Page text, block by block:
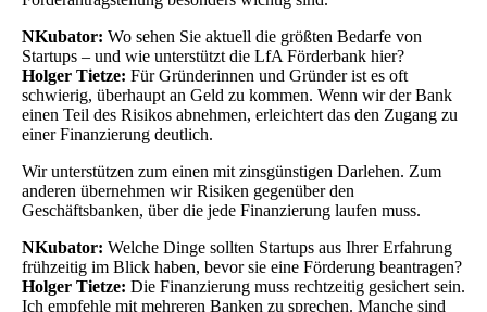
NKubator: Wo sehen Sie aktuell die größten Bedarfe von
Startups – und wie unterstützt die LfA Förderbank hier?
Holger Tietze: Für Gründerinnen und Gründer ist es oft
schwierig, überhaupt an Geld zu kommen. Wenn wir der Bank
einen Teil des Risikos abnehmen, erleichtert das den Zugang zu
einer Finanzierung deutlich.
Wir unterstützen zum einen mit zinsgünstigen Darlehen. Zum
anderen übernehmen wir Risiken gegenüber den
Geschäftsbanken, über die jede Finanzierung laufen muss.
NKubator: Welche Dinge sollten Startups aus Ihrer Erfahrung
frühzeitig im Blick haben, bevor sie eine Förderung beantragen?
Holger Tietze: Die Finanzierung muss rechtzeitig gesichert sein.
Ich empfehle mit mehreren Banken zu sprechen. Manche sind